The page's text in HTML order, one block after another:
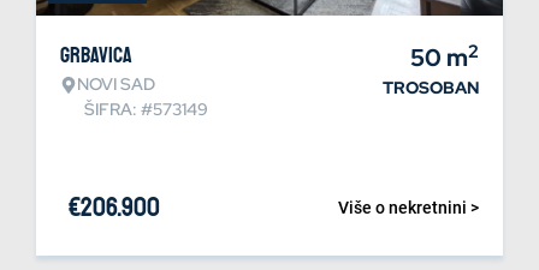
Grbavica
NOVI SAD
ŠIFRA: #573149
50 m2
TROSOBAN
Više o nekretnini >
€206.900